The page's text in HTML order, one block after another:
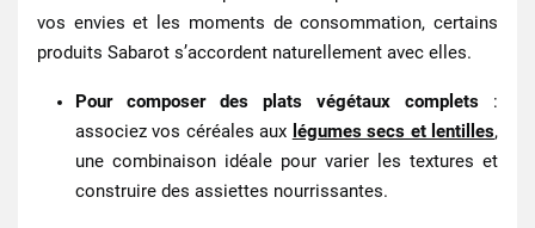
vos envies et les moments de consommation, certains
produits Sabarot s’accordent naturellement avec elles.
Pour composer des plats végétaux complets :
associez vos céréales aux légumes secs et lentilles,
une combinaison idéale pour varier les textures et
construire des assiettes nourrissantes.